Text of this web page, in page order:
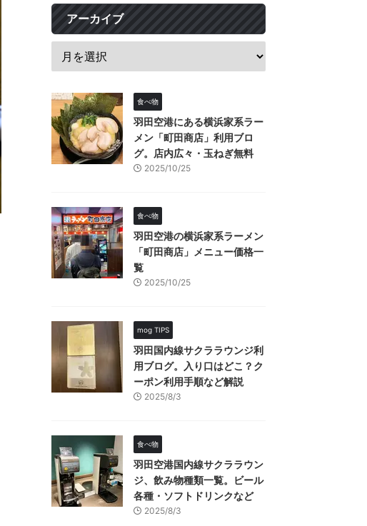
アーカイブ
食べ物
羽田空港にある横浜家系ラー
メン「町田商店」利用ブロ
グ。店内広々・玉ねぎ無料
2025/10/25
食べ物
羽田空港の横浜家系ラーメン
「町田商店」メニュー価格一
覧
2025/10/25
mog TIPS
羽田国内線サクララウンジ利
用ブログ。入り口はどこ？ク
ーポン利用手順など解説
2025/8/3
食べ物
羽田空港国内線サクララウン
ジ、飲み物種類一覧。ビール
各種・ソフトドリンクなど
2025/8/3